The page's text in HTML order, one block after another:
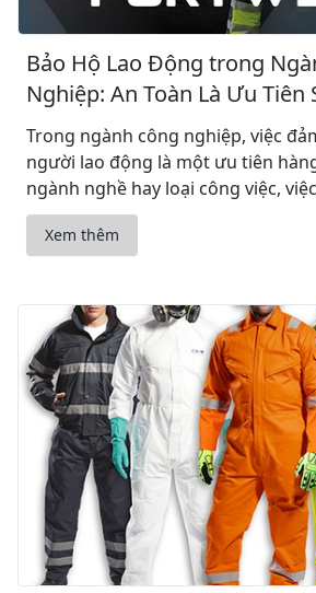
Bảo Hộ Lao Động trong
Nghiệp: An Toàn Là Ưu Tiên
Trong ngành công nghiệp, việc
người lao động là một ưu tiên
ngành nghề hay loại công việc,
Xem thêm